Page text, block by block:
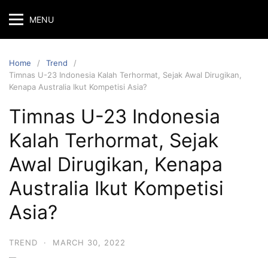
MENU
Home
Trend
Timnas U-23 Indonesia Kalah Terhormat, Sejak Awal Dirugikan,
Kenapa Australia Ikut Kompetisi Asia?
Timnas U-23 Indonesia
Kalah Terhormat, Sejak
Awal Dirugikan, Kenapa
Australia Ikut Kompetisi
Asia?
TREND · MARCH 30, 2022